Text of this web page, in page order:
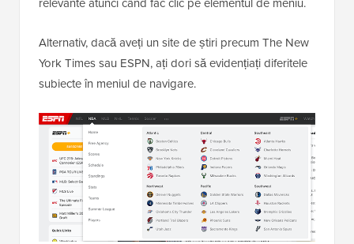
Alternativ, dacă aveți un site de știri precum The New
York Times sau ESPN, ați dori să evidențiați diferitele
subiecte în meniul de navigare.